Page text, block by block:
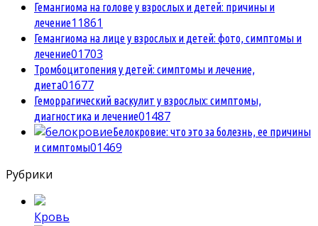
Гемангиома на голове у взрослых и детей: причины и
лечение1 1861
Гемангиома на лице у взрослых и детей: фото, симптомы и
лечение01703
Тромбоцитопения у детей: симптомы и лечение,
диета01677
Геморрагический васкулит у взрослых: симптомы,
диагностика и лечение01487
Белокровие: что это за болезнь, ее причины
и симптомы01469
Рубрики
Кровь